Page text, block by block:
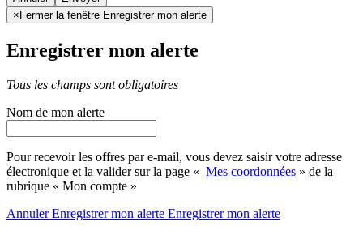
× Fermer la fenêtre Enregistrer mon alerte
Enregistrer mon alerte
Tous les champs sont obligatoires
Nom de mon alerte
Pour recevoir les offres par e-mail, vous devez saisir votre adresse
électronique et la valider sur la page « Mes coordonnées » de la
rubrique « Mon compte »
AnnulerEnregistrer mon alerte Enregistrermon alerte